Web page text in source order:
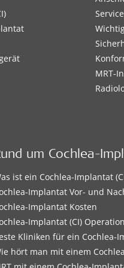
MRT-
um Cochlea-
ist ein Cochlea-Implantat
Implantat Vor- und
Implantat Kosten
Implantat (CI) Operation
Kliniken für ein Cochlea-
hört man mit einem